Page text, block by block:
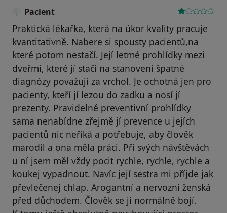
Pacient
Praktická lékařka, která na úkor kvality pracuje
kvantitativně. Nabere si spousty pacientů,na
které potom nestačí. Její letmé prohlídky mezi
dveřmi, které jí stačí na stanovení špatné
diagnózy považuji za vrchol. Je ochotná jen pro
pacienty, kteří jí lezou do zadku a nosí jí
prezenty. Pravidelné preventivní prohlídky
sama nenabídne zřejmě jí prevence u jejích
pacientů nic neříká a potřebuje, aby člověk
marodil a ona měla práci. Při svých návštěvách
u ní jsem měl vždy pocit rychle, rychle, rychle a
koukej vypadnout. Navíc její sestra mi příjde jak
převlečenej chlap. Arogantní a nervozní ženská
před důchodem. Člověk se jí normálně bojí.